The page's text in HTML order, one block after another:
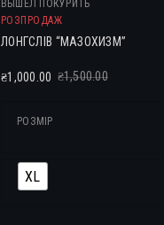
ВЫШЕЛ ПОКУРИТЬ
РОЗПРОДАЖ
ЛОНГСЛІВ “МАЗОХИЗМ”
₴1,500.00
₴1,000.00
РОЗМІР
XL